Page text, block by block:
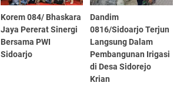
Korem 084/ Bhaskara
Jaya Pererat Sinergi
Bersama PWI
Sidoarjo
Dandim
0816/Sidoarjo Terjun
Langsung Dalam
Pembangunan Irigasi
di Desa Sidorejo
Krian